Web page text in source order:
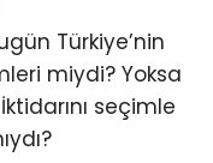
Türkiye’nin
miydi? Yoksa
seçimle